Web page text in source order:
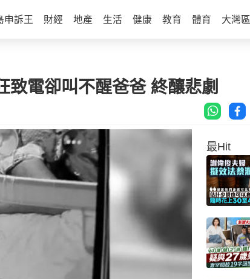
申訴王 財經 地產 生活 健康 教育 體育 大灣區
致電卻叫不醒爸爸 終釀悲劇
最Hit